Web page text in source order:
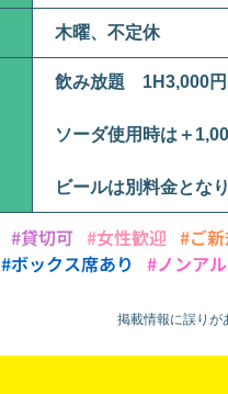
木曜、不定休
飲み放題 1H3,000円
ソーダ使用時は＋
ビールは別料金となり
#貸切可 #女性歓迎 #ご
#ボックス席あり #ノンア
掲載情報に誤りが